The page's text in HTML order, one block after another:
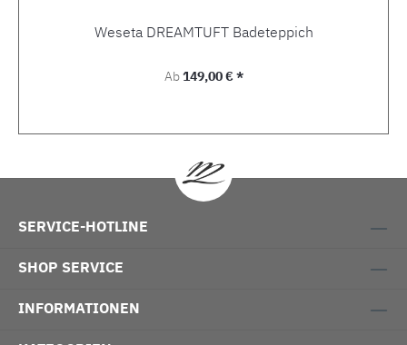
Weseta DREAMTUFT Badeteppich
Regulärer Preis:
Ab149,00 € *
SERVICE-HOTLINE
SHOP SERVICE
INFORMATIONEN